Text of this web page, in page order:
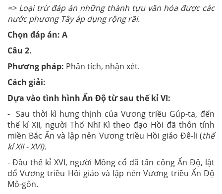
=> Loại trừ đáp án những thành tựu văn hóa được các
nước phương Tây áp dụng rộng rãi.
Chọn đáp án: A
Câu 2.
Phương pháp: Phân tích, nhận xét.
Cách giải:
Dựa vào tình hình Ấn Độ từ sau thế kỉ VI:
- Sau thời kì hưng thịnh của Vương triều Gúp-ta, đến
thế kỉ XII, người Thổ Nhĩ Kì theo đạo Hồi đã thôn tính
miền Bắc Ấn và lập nên Vương triều Hồi giáo Đê-li (thế
kỉ XII - XVI).
- Đầu thế kỉ XVI, người Mông cổ đã tấn công Ấn Độ, lật
đổ Vương triều Hồi giáo và lập nên Vương triều Ấn Độ
Mô-gôn.